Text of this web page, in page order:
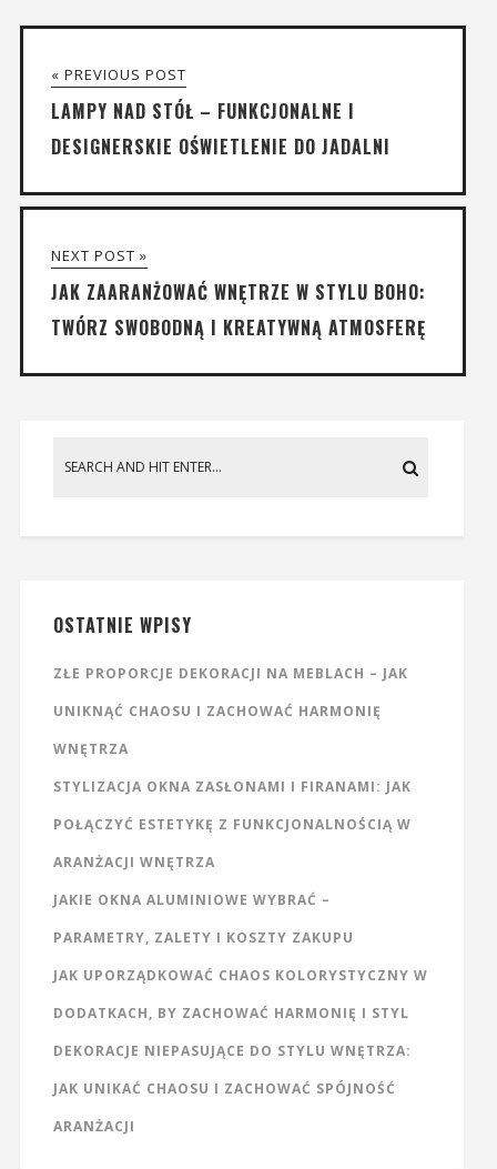
« PREVIOUS POST
LAMPY NAD STÓŁ – FUNKCJONALNE I
DESIGNERSKIE OŚWIETLENIE DO JADALNI
NEXT POST »
JAK ZAARANŻOWAĆ WNĘTRZE W STYLU BOHO:
TWÓRZ SWOBODNĄ I KREATYWNĄ ATMOSFERĘ
OSTATNIE WPISY
ZŁE PROPORCJE DEKORACJI NA MEBLACH – JAK
UNIKNĄĆ CHAOSU I ZACHOWAĆ HARMONIĘ
WNĘTRZA
STYLIZACJA OKNA ZASŁONAMI I FIRANAMI: JAK
POŁĄCZYĆ ESTETYKĘ Z FUNKCJONALNOŚCIĄ W
ARANŻACJI WNĘTRZA
JAKIE OKNA ALUMINIOWE WYBRAĆ –
PARAMETRY, ZALETY I KOSZTY ZAKUPU
JAK UPORZĄDKOWAĆ CHAOS KOLORYSTYCZNY W
DODATKACH, BY ZACHOWAĆ HARMONIĘ I STYL
DEKORACJE NIEPASUJĄCE DO STYLU WNĘTRZA:
JAK UNIKAĆ CHAOSU I ZACHOWAĆ SPÓJNOŚĆ
ARANŻACJI